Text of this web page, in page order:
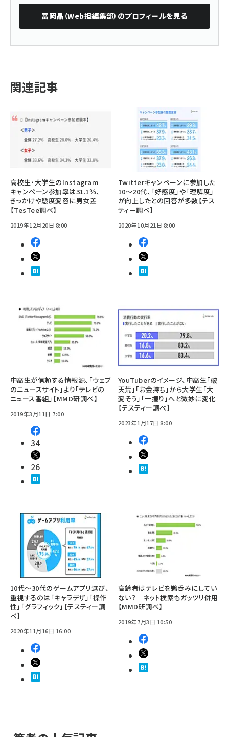
冨岡晶（Web担編集部） のプロフィールを見る
関連記事
高校生・大学生のInstagram
キャンペーン参加率は31.1％、
きっかけや態度変容に男女差
【TesTee調べ】
2019年12月20日 8:00
Twitterキャンペーンに参加した
10～20代、「好感度」や「理解度」
が向上したとの回答が多数【テス
ティー調べ】
2020年10月21日 8:00
中高生が信頼する情報源、「ウェブ
のニュースサイト」より「テレビの
ニュース番組」【MMD研調べ】
2019年3月11日 7:00
34
26
YouTuberのイメージ、中高生「破
天荒」「お金持ち」から大学生「大
変そう」「一握り」へと微妙に変化
【テスティー調べ】
2023年1月17日 8:00
10代～30代のゲームアプリ選び、
重視するのは「キャラデザ」「操作
性」「グラフィック」【テスティー調
べ】
2020年11月16日 16:00
高齢者はテレビを鵜呑みにしてい
ない？ ネット検索もガッツリ併用
【MMD研調べ】
2019年7月3日 10:50